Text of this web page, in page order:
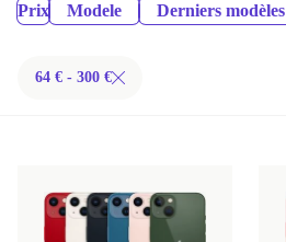
Prix Modele Derniers modèles
64 € - 300 €